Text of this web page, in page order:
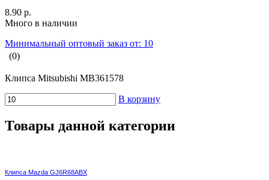
8.90 р.
Много в наличии
Минимальный оптовый заказ от: 10
(0)
Клипса Mitsubishi MB361578
В корзину
Товары данной категории
Клипса Mazda GJ6R68ABX